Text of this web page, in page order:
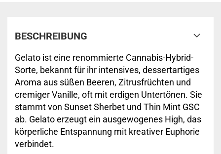
BESCHREIBUNG
Gelato ist eine renommierte Cannabis-Hybrid-
Sorte, bekannt für ihr intensives, dessertartiges
Aroma aus süßen Beeren, Zitrusfrüchten und
cremiger Vanille, oft mit erdigen Untertönen. Sie
stammt von Sunset Sherbet und Thin Mint GSC
ab. Gelato erzeugt ein ausgewogenes High, das
körperliche Entspannung mit kreativer Euphorie
verbindet.